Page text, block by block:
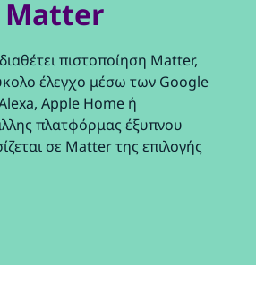
Matter
πιστοποίηση Matter,
έλεγχο μέσω των Google
Apple Home ή
πλατφόρμας έξυπνου
σε Matter της επιλογής